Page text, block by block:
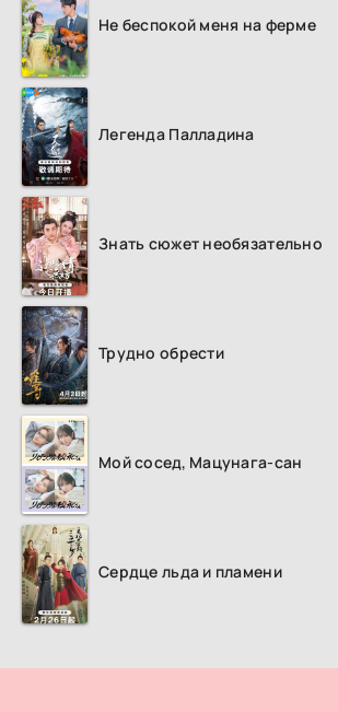
Не беспокой меня на ферме
Легенда Палладина
Знать сюжет необязательно
Трудно обрести
Мой сосед, Мацунага-сан
Сердце льда и пламени